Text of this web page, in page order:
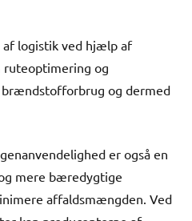
af logistik ved hjælp af
ruteoptimering og
brændstofforbrug og dermed
er også en
mere bæredygtige
affaldsmængden. Ved